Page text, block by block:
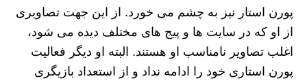
پورن استار نیز به چشم می خورد. از این جهت تصاویری
از او که در سایت ها و پیج های مختلف دیده می شود،
اغلب تصاویر نامناسب او هستند. البته او دیگر فعالیت
پورن استاری خود را ادامه نداد و از استعداد بازیگری